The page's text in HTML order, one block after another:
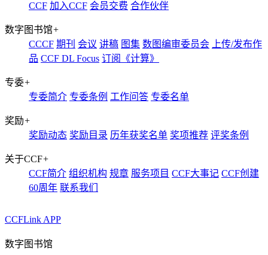
CCF 加入CCF 会员交费 合作伙伴
数字图书馆+
CCCF 期刊 会议 讲稿 图集 数图编审委员会
上传/发布作
品 CCF DL Focus 订阅《计算》
专委+
专委简介 专委条例 工作问答 专委名单
奖励+
奖励动态 奖励目录 历年获奖名单 奖项推荐 评奖条例
关于CCF+
CCF简介 组织机构 规章 服务项目 CCF大事记 CCF创建
60周年 联系我们
CCFLink APP
数字图书馆